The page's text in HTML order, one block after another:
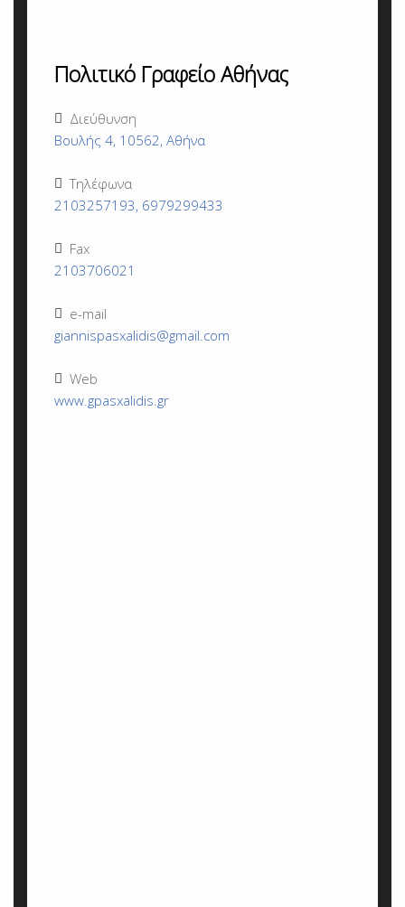
Πολιτικό Γραφείο Αθήνας
Διεύθυνση
Βουλής 4, 10562, Αθήνα
Τηλέφωνα
2103257193, 6979299433
Fax
2103706021
e-mail
giannispasxalidis@gmail.com
Web
www.gpasxalidis.gr